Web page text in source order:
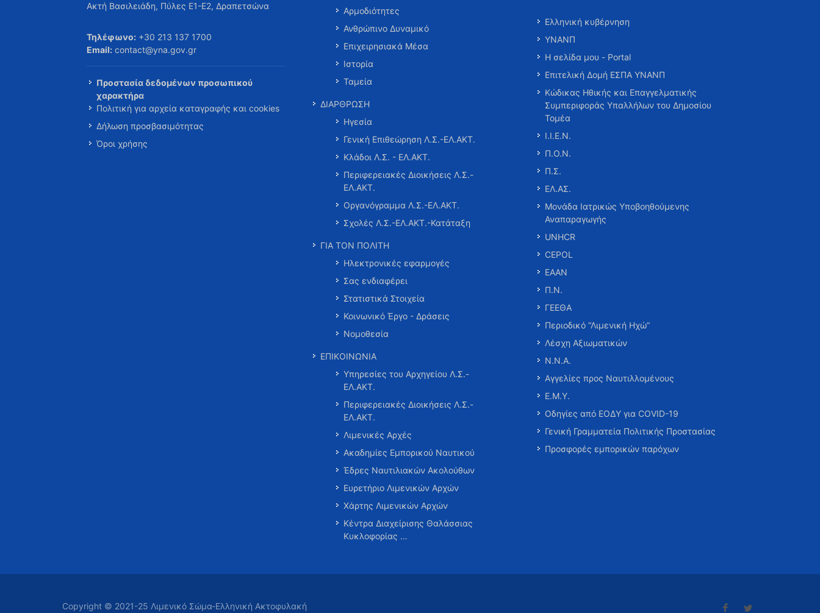
Ακτή Βασιλειάδη, Πύλες Ε1-Ε2, Δραπετσώνα
Τηλέφωνο: +30 213 137 1700
Email: contact@yna.gov.gr
Προστασία δεδομένων προσωπικού
χαρακτήρα
Πολιτική για αρχεία καταγραφής και cookies
Δήλωση προσβασιμότητας
Όροι χρήσης
Αρμοδιότητες
Ανθρώπινο Δυναμικό
Επιχειρησιακά Μέσα
Ιστορία
Ταμεία
ΔΙΑΡΘΡΩΣΗ
Ηγεσία
Γενική Επιθεώρηση Λ.Σ.-ΕΛ.ΑΚΤ.
Κλάδοι Λ.Σ. - ΕΛ.ΑΚΤ.
Περιφερειακές Διοικήσεις Λ.Σ.-
ΕΛ.ΑΚΤ.
Οργανόγραμμα Λ.Σ.-ΕΛ.ΑΚΤ.
Σχολές Λ.Σ.-ΕΛ.ΑΚΤ.-Κατάταξη
ΓΙΑ ΤΟΝ ΠΟΛΙΤΗ
Ηλεκτρονικές εφαρμογές
Σας ενδιαφέρει
Στατιστικά Στοιχεία
Κοινωνικό Έργο - Δράσεις
Νομοθεσία
ΕΠΙΚΟΙΝΩΝΙΑ
Υπηρεσίες του Αρχηγείου Λ.Σ.-
ΕΛ.ΑΚΤ.
Περιφερειακές Διοικήσεις Λ.Σ.-
ΕΛ.ΑΚΤ.
Λιμενικές Αρχές
Ακαδημίες Εμπορικού Ναυτικού
Έδρες Ναυτιλιακών Ακολούθων
Ευρετήριο Λιμενικών Αρχών
Χάρτης Λιμενικών Αρχών
Κέντρα Διαχείρισης Θαλάσσιας
Κυκλοφορίας …
Ελληνική κυβέρνηση
ΥΝΑΝΠ
Η σελίδα μου - Portal
Επιτελική Δομή ΕΣΠΑ ΥΝΑΝΠ
Κώδικας Ηθικής και Επαγγελματικής
Συμπεριφοράς Υπαλλήλων του Δημοσίου
Τομέα
Ι.Ι.Ε.Ν.
Π.Ο.Ν.
Π.Σ.
ΕΛ.ΑΣ.
Μονάδα Ιατρικώς Υποβοηθούμενης
Αναπαραγωγής
UNHCR
CEPOL
ΕΑΑΝ
Π.Ν.
ΓΕΕΘΑ
Περιοδικό “Λιμενική Ηχώ”
Λέσχη Αξιωματικών
Ν.Ν.Α.
Αγγελίες προς Ναυτιλλομένους
Ε.Μ.Υ.
Οδηγίες από ΕΟΔΥ για COVID-19
Γενική Γραμματεία Πολιτικής Προστασίας
Προσφορές εμπορικών παρόχων
Copyright © 2021-25 Λιμενικό Σώμα-Ελληνική Ακτοφυλακή